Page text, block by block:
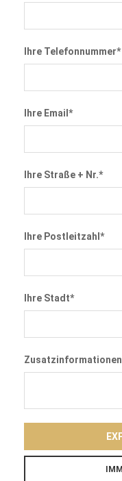
Ihre Telefonnummer*
Ihre Email*
Ihre Straße + Nr.*
Ihre Postleitzahl*
Ihre Stadt*
Zusatzinformationen